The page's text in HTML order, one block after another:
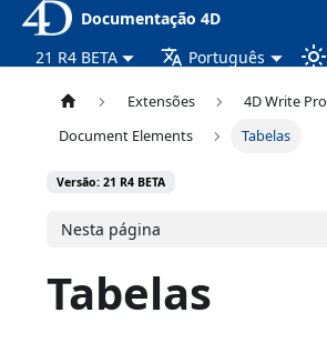
Documentação 4D
21 R4 BETA
Português
Extensões
4D Write Pro
Document Elements
Tabelas
Versão: 21 R4 BETA
Nesta página
Tabelas